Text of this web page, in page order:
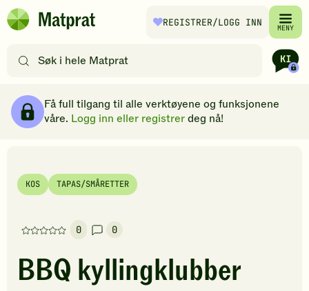
Hopp til hovedinnhold
Matprat
REGISTRER/LOGG INN MENY
etter
filtre
Få full tilgang til alle verktøyene og funksjonene
våre. Logg inn eller registrerdeg nå!
KOS TAPAS/SMÅRETTER
0
Denne
har
foreløpig
0
BBQ kyllingklubber